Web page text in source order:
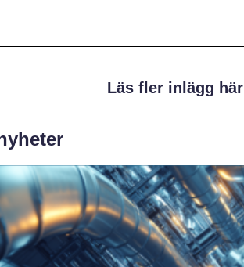
Läs fler inlägg här